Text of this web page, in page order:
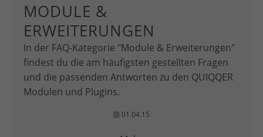
MODULE &
ERWEITERUNGEN
In der FAQ-Kategorie "Module & Erweiterungen"
findest du die am häufigsten gestellten Fragen
und die passenden Antworten zu den QUIQQER
Modulen und Plugins.
01.04.15